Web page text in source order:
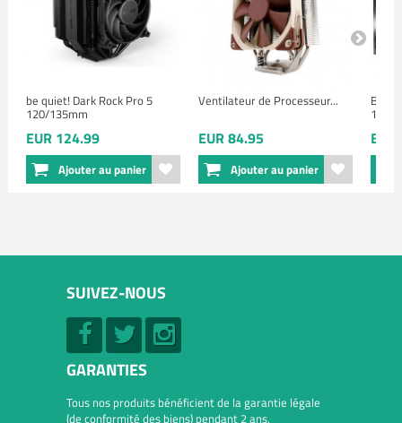
be quiet! Dark Rock Pro 5
120/135mm
EUR 124.99
Ajouter au panier
Ventilateur de Processeur...
EUR 84.95
Ajouter au panier
Be
SUIVEZ-NOUS
GARANTIES
Tous nos produits bénéficient de la garantie légale
(de conformité des biens) pendant 2 ans.